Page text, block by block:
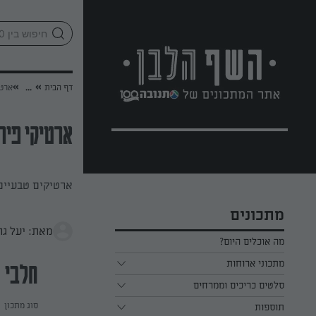
מתכונים
מה אוכלים היום?
מתכוני ארוחות
ארוחת בוקר
ארוחת צהריים
סלטים כריכים וממרחים
כל הסלטים כריכים וממרחים
תוספות
דף הבית »
...
»
ארטיקי
ארטיקים
מאת: יעל
חלבי
סוג מתכון